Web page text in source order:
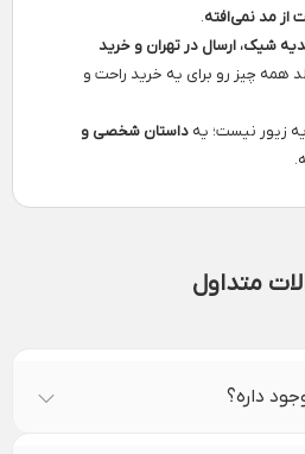
از مد نمی‌افته.
شیک، ارسال در تهران و خرید
همه چیز رو برای یه خرید راحت و
زیور نیست؛ یه داستان شخصی و
متداول
داره؟